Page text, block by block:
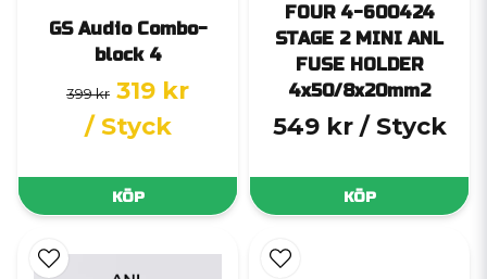
GS Audio Combo-
block 4
399 kr 319 kr
/ Styck
KÖP
FOUR 4-600424
STAGE 2 MINI ANL
FUSE HOLDER
4x50/8x20mm2
549 kr / Styck
KÖP